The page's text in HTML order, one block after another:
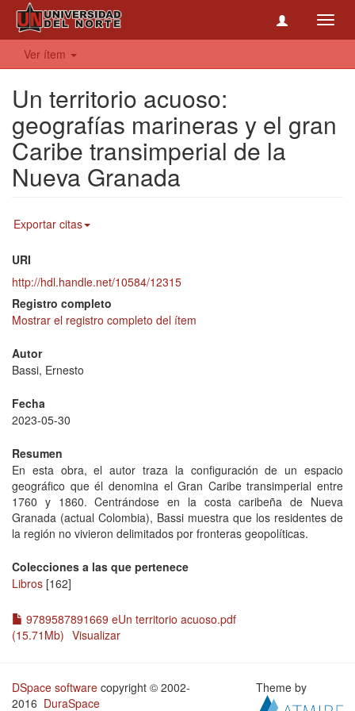
Ver ítem
Un territorio acuoso:
geografías marineras y el gran
Caribe transimperial de la
Nueva Granada
Exportar citas
URI
http://hdl.handle.net/10584/12315
Registro completo
Mostrar el registro completo del ítem
Autor
Bassi, Ernesto
Fecha
2023-05-30
Resumen
En esta obra, el autor traza la configuración de un espacio
geográfico que él denomina el Gran Caribe transimperial entre
1760 y 1860. Centrándose en la costa caribeña de Nueva
Granada (actual Colombia), Bassi muestra que los residentes de
la región no vivieron delimitados por fronteras geopolíticas.
Colecciones a las que pertenece
Libros [162]
9789587891669 eUn territorio acuoso.pdf
(15.71Mb) Visualizar
DSpace software copyright © 2002-
2016 DuraSpace
Theme by